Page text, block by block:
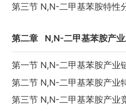
第三节 N,N-二甲基苯胺特性
第二章 N,N-二甲基苯胺产
第一节 N,N-二甲基苯胺产业
第二节 N,N-二甲基苯胺产业
第三节 N,N-二甲基苯胺产业